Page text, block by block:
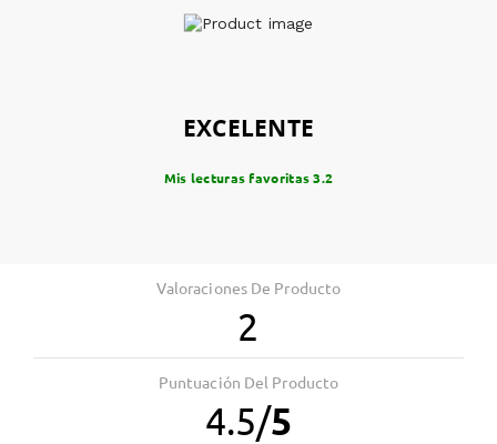
EXCELENTE
Mis lecturas favoritas 3.2
Valoraciones De Producto
2
Puntuación Del Producto
4.5/5